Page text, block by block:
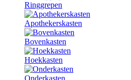
Ringgrepen
Apothekerskasten
Bovenkasten
Hoekkasten
Onderkasten